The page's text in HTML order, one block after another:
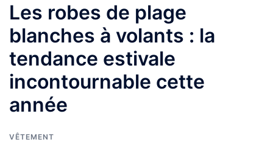
Les robes de plage
blanches à volants : la
tendance estivale
incontournable cette
année
VÊTEMENT